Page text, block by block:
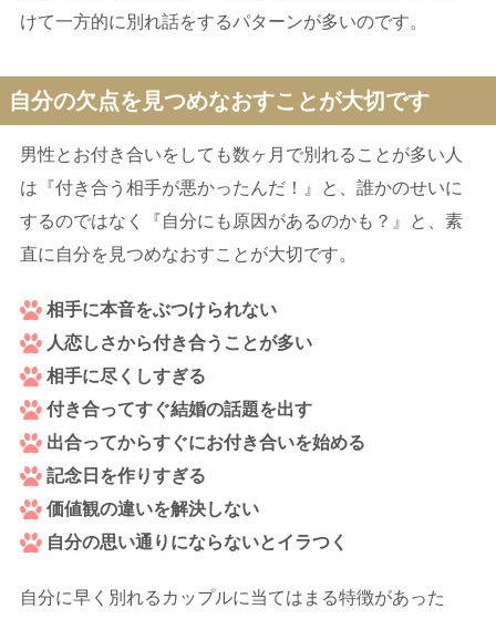
けて一方的に別れ話をするパターンが多いのです。
自分の欠点を見つめなおすことが大切です
男性とお付き合いをしても数ヶ月で別れることが多い人
は『付き合う相手が悪かったんだ！』と、誰かのせいに
するのではなく『自分にも原因があるのかも？』と、素
直に自分を見つめなおすことが大切です。
相手に本音をぶつけられない
人恋しさから付き合うことが多い
相手に尽くしすぎる
付き合ってすぐ結婚の話題を出す
出合ってからすぐにお付き合いを始める
記念日を作りすぎる
価値観の違いを解決しない
自分の思い通りにならないとイラつく
自分に早く別れるカップルに当てはまる特徴があった